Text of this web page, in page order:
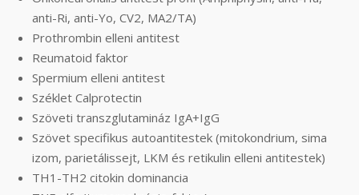
anti-Ri, anti-Yo, CV2, MA2/TA)
Prothrombin elleni antitest
Reumatoid faktor
Spermium elleni antitest
Széklet Calprotectin
Szöveti transzglutamináz IgA+IgG
Szövet specifikus autoantitestek (mitokondrium, sima
izom, parietálissejt, LKM és retikulin elleni antitestek)
TH1-TH2 citokin dominancia